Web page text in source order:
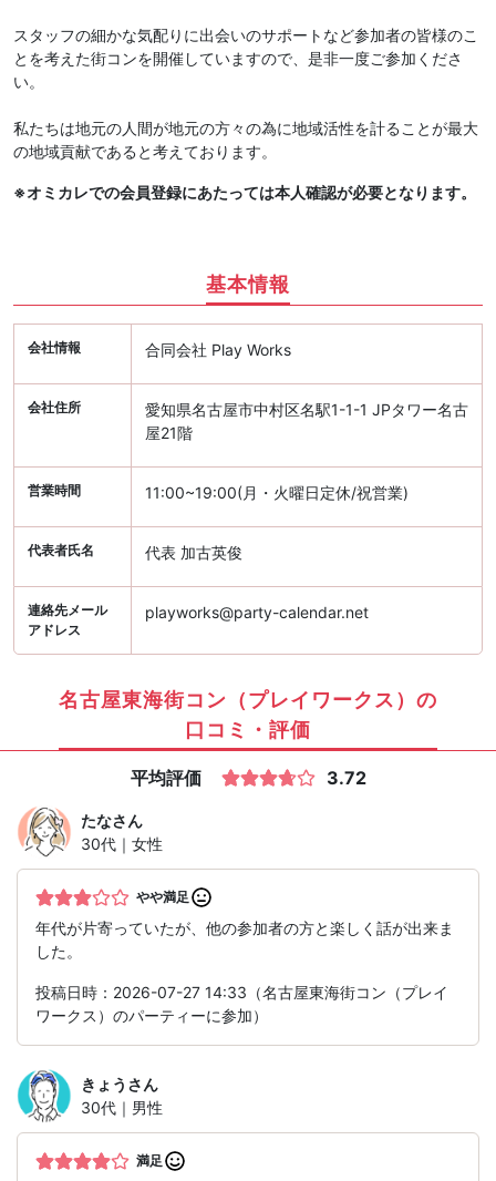
スタッフの細かな気配りに出会いのサポートなど参加者の皆様のこ
とを考えた街コンを開催していますので、是非一度ご参加くださ
い。
私たちは地元の人間が地元の方々の為に地域活性を計ることが最大
の地域貢献であると考えております。
※オミカレでの会員登録にあたっては本人確認が必要となります。
基本情報
会社情報 合同会社 Play Works
会社住所
愛知県名古屋市中村区名駅1-1-1 JPタワー名古
屋21階
営業時間 11:00~19:00(月・火曜日定休/祝営業)
代表者氏名 代表 加古英俊
連絡先メール
アドレス
playworks@party-calendar.net
名古屋東海街コン（プレイワークス）の
口コミ・評価
平均評価 3.72
たなさん
30代｜女性
やや満足
年代が片寄っていたが、他の参加者の方と楽しく話が出来ま
した。
投稿日時：2026-07-27 14:33（名古屋東海街コン（プレイ
ワークス）のパーティーに参加）
きょう さん
30代｜男性
満足